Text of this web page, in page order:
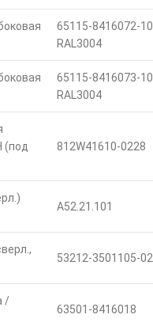
65115-8416072-10
RAL3004
65115-8416073-10
RAL3004
(под
812W41610-0228
A52.21.101
53212-3501105-02
/
63501-8416018